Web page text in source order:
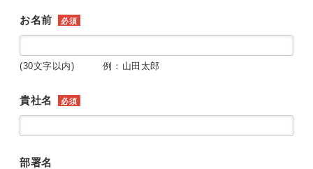
お名前 必須
(30文字以内) 例：山田太郎
貴社名 必須
部署名